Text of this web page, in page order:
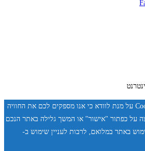
אתר זה עושה שימוש ב-Cookies על מנת לוודא כי אנו מספקים לכם את החוויה
על כפתור "אישור" או המשך גלילה באתר הנכם
באתר במלואם, לרבות לעניין שימוש ב-